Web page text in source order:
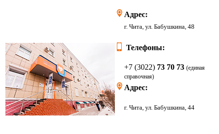
Адрес:
г. Чита, ул. Бабушкина, 48
Телефоны:
+7 (3022) 73 70 73 (единая
справочная)
Адрес:
г. Чита, ул. Бабушкина, 44